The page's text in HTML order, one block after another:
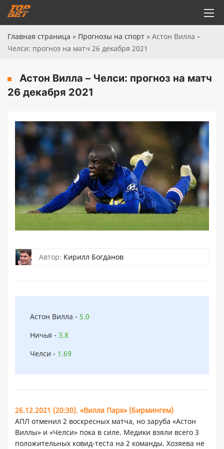
Главная страница » Прогнозы на спорт » Астон Вилла –
Челси: прогноз на матч 26 декабря 2021
Астон Вилла – Челси: прогноз на матч
26 декабря 2021
Автор: Кирилл Богданов
Астон Вилла - 5.0
Ничья - 3.8
Челси - 1.69
26.12.2021 (20:30). «Вилла Парк» (Бирмингем)
АПЛ отменил 2 воскресных матча, но заруба «Астон
Виллы» и «Челси» пока в силе. Медики взяли всего 3
положительных ковид-теста на 2 команды. Хозяева не